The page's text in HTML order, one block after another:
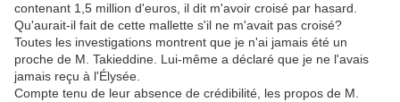
contenant 1,5 million d'euros, il dit m'avoir croisé par hasard.
Qu'aurait-il fait de cette mallette s'il ne m'avait pas croisé?
Toutes les investigations montrent que je n'ai jamais été un
proche de M. Takieddine. Lui-même a déclaré que je ne l'avais
jamais reçu à l'Élysée.
Compte tenu de leur absence de crédibilité, les propos de M.